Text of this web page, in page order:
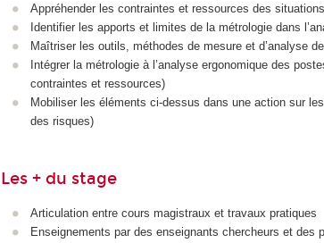
Appréhender les contraintes et ressources des
Identifier les apports et limites de la métrologie dans
Maîtriser les outils, méthodes de mesure et d’analyse
Intégrer la métrologie à l’analyse ergonomique des
contraintes et ressources)
Mobiliser les éléments ci-dessus dans une action sur
des risques)
Les + du stage
Articulation entre cours magistraux et travaux pratiques
Enseignements par des enseignants chercheurs et des